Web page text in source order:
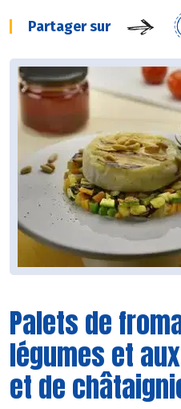
Partager sur
Palets de
légumes et
et de